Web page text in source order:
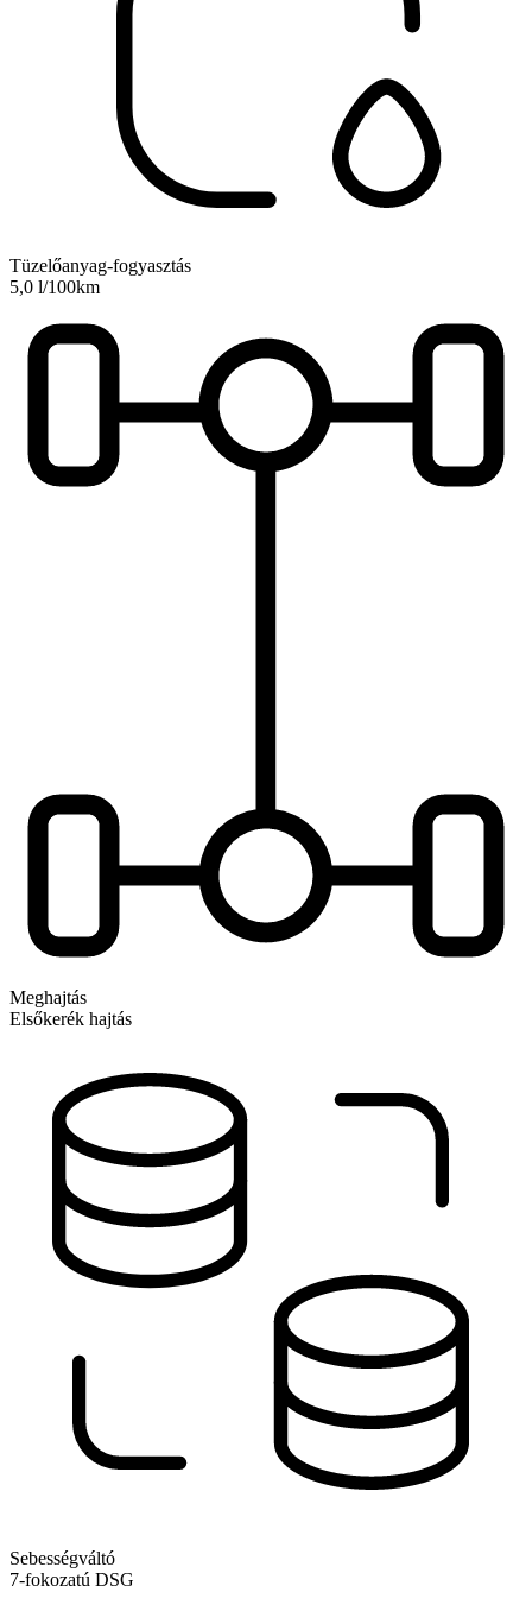
Tüzelőanyag-fogyasztás
5,0 l/100km
Meghajtás
Elsőkerék hajtás
Sebességváltó
7-fokozatú DSG